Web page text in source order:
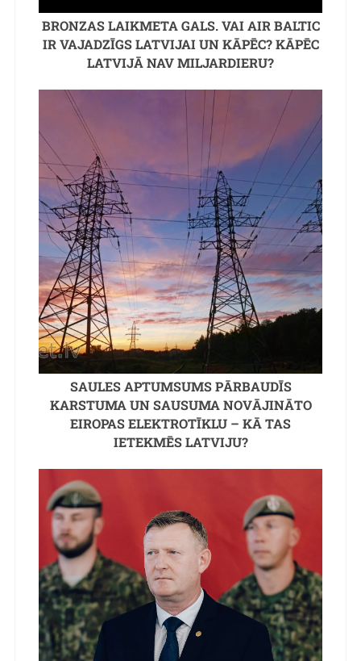
BRONZAS LAIKMETA GALS. VAI AIR BALTIC
IR VAJADZĪGS LATVIJAI UN KĀPĒC? KĀPĒC
LATVIJĀ NAV MILJARDIERU?
SAULES APTUMSUMS PĀRBAUDĪS
KARSTUMA UN SAUSUMA NOVĀJINĀTO
EIROPAS ELEKTROTĪKLU – KĀ TAS
IETEKMĒS LATVIJU?